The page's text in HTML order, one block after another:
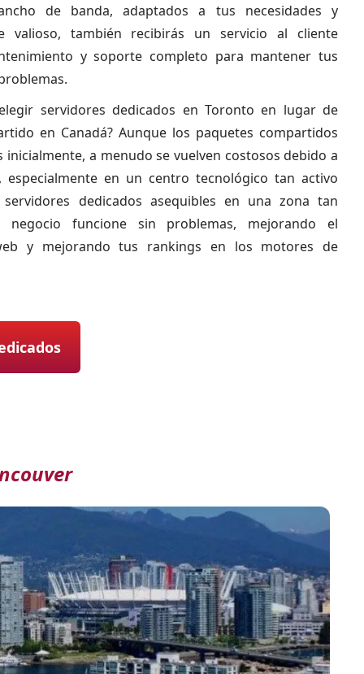
de banda, adaptados a tus necesidades y
valioso, también recibirás un servicio al cliente
y soporte completo para mantener tus
servidores dedicados en Toronto en lugar de
en Canadá? Aunque los paquetes compartidos
a menudo se vuelven costosos debido a
especialmente en un centro tecnológico tan activo
dedicados asequibles en una zona tan
funcione sin problemas, mejorando el
y mejorando tus rankings en los motores de